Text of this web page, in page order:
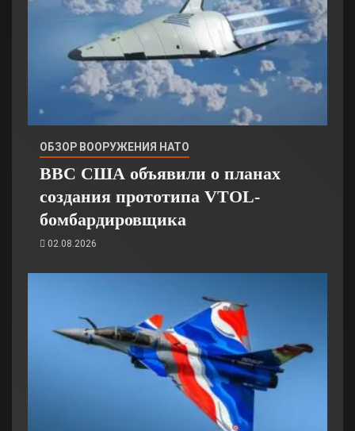
ОБЗОР ВООРУЖЕНИЯ НАТО
ВВС США объявили о планах
создания прототипа VTOL-
бомбардировщика
02.08.2026